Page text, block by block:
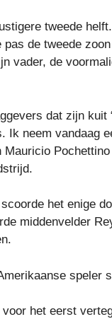
tweede
de tweede
vader, de
dat zijn kuit
Ik neem vandaag
Mauricio
het enige
middenvelder
speler
het eerst